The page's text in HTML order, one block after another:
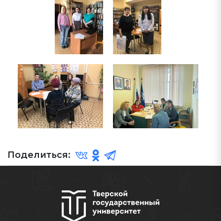
Поделиться: